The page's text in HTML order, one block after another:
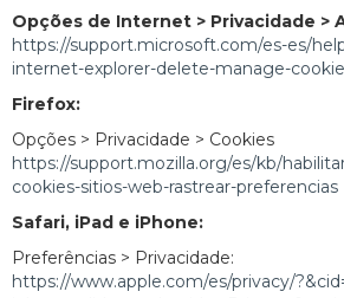
Opções de Internet > Privacidade >
https://support.microsoft.com/es-es/
internet-explorer-delete-manage-
Firefox:
Opções > Privacidade > Cookies
https://support.mozilla.org/es/kb/
cookies-sitios-web-rastrear-preferencias
Safari, iPad e iPhone:
Preferências > Privacidade:
https://www.apple.com/es/privacy/